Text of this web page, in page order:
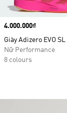
Price
4.000.000₫
Giày Adizero EVO SL
Nữ Performance
8 colours